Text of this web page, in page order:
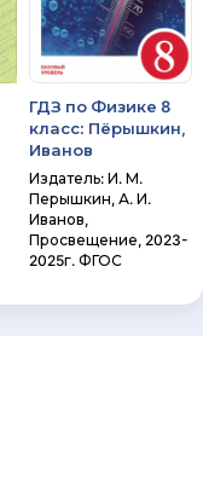
ГДЗ по Физике 8
класс: Пёрышкин,
Иванов
Издатель: И. М.
Перышкин, А. И.
Иванов,
Просвещение, 2023-
2025г. ФГОС